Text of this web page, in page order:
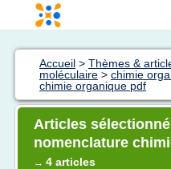
Accueil > Thèmes &
moléculaire > chimie
chimie organique pdf
Articles
nomenclature
→ 4 articles